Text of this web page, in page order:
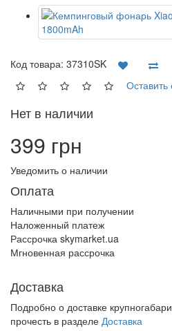
Код товара: 37310SK
Оставить
Нет в наличии
399 грн
Уведомить о наличии
Оплата
Наличными при получении
Наложенный платеж
Рассрочка skymarket.ua
Мгновенная рассрочка
Доставка
Подробно о доставке
прочесть в разделе Доставка